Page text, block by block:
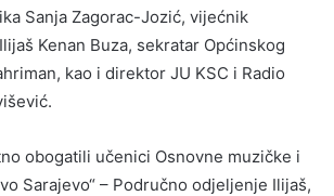
Sanja Zagorac-Jozić, vijećnik
Kenan Buza, sekratar Općinskog
kao i direktor JU KSC i Radio
obogatili učenici Osnovne muzičke i
Sarajevo“ – Područno odjeljenje Ilijaš,